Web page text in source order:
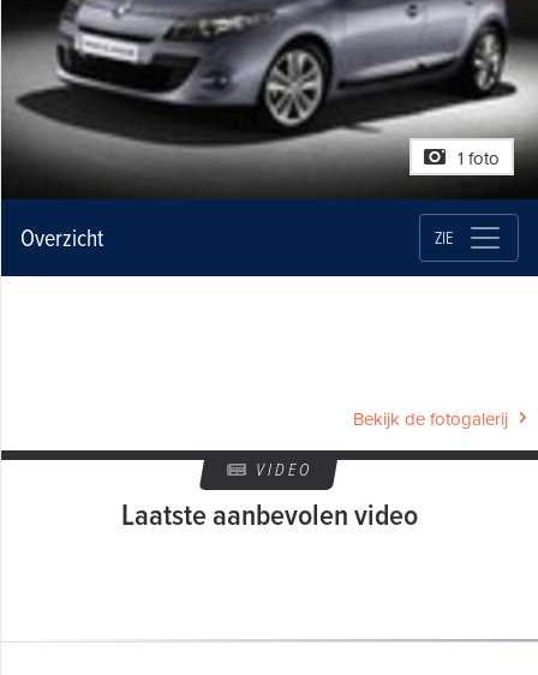
1 foto
Overzicht ZIE
Bekijk de fotogalerij
VIDEO
Laatste aanbevolen video